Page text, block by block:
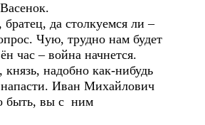
да столкуемся ли –
Чую, трудно нам будет
час – война начнется.
надобно как-нибудь
напасти. Иван Михайлович
быть, вы с ним